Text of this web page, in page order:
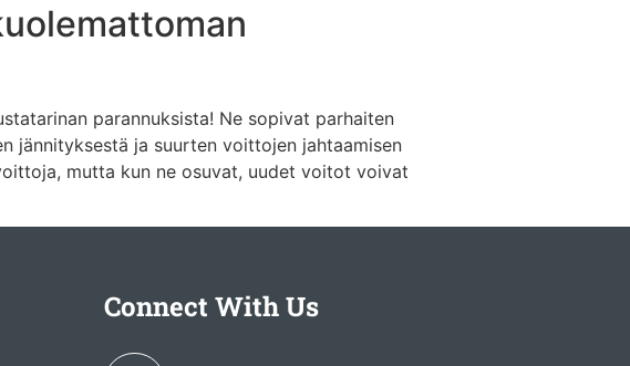
parannuksista! Ne sopivat parhaiten
jännityksestä ja suurten voittojen jahtaamisen
mutta kun ne osuvat, uudet voitot voivat
Connect With Us